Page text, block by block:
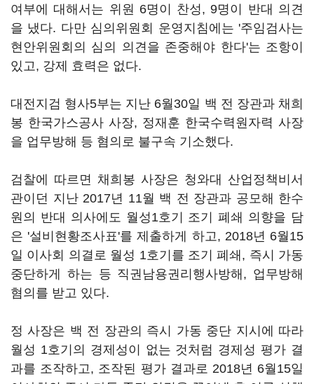
여부에 대해서는 위원 6명이 찬성, 9명이 반대 의견
을 냈다. 다만 심의위원회 운영지침에는 '주임검사는
현안위원회의 심의 의견을 존중해야 한다'는 조항이
있고, 강제 효력은 없다.
대전지검 형사5부는 지난 6월30일 백 전 장관과 채희
봉 한국가스공사 사장, 정재훈 한국수력원자력 사장
을 업무방해 등 혐의로 불구속 기소했다.
검찰에 따르면 채희봉 사장은 청와대 산업정책비서
관이던 지난 2017년 11월 백 전 장관과 공모해 한수
원의 반대 의사에도 월성1호기 조기 폐쇄 의향을 담
은 '설비현황조사표'를 제출하게 하고, 2018년 6월15
일 이사회 의결로 월성 1호기를 조기 폐쇄, 즉시 가동
중단하게 하는 등 직권남용권리행사방해, 업무방해
혐의를 받고 있다.
정 사장은 백 전 장관의 즉시 가동 중단 지시에 따라
월성 1호기의 경제성이 없는 것처럼 경제성 평가 결
과를 조작하고, 조작된 평가 결과로 2018년 6월15일